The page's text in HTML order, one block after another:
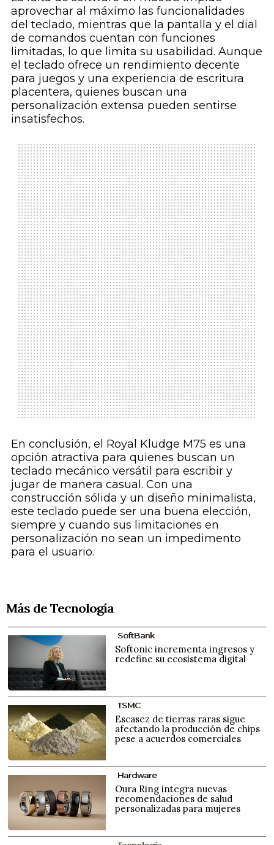
aprovechar al máximo las funcionalidades
del teclado, mientras que la pantalla y el dial
de comandos cuentan con funciones
limitadas, lo que limita su usabilidad. Aunque
el teclado ofrece un rendimiento decente
para juegos y una experiencia de escritura
placentera, quienes buscan una
personalización extensa pueden sentirse
insatisfechos.
En conclusión, el Royal Kludge M75 es una
opción atractiva para quienes buscan un
teclado mecánico versátil para escribir y
jugar de manera casual. Con una
construcción sólida y un diseño minimalista,
este teclado puede ser una buena elección,
siempre y cuando sus limitaciones en
personalización no sean un impedimento
para el usuario.
Más de Tecnología
SoftBank
Softonic incrementa ingresos y
redefine su ecosistema digital
TSMC
Escasez de tierras raras sigue
afectando la producción de chips
pese a acuerdos comerciales
Hardware
Oura Ring integra nuevas
recomendaciones de salud
personalizadas para mujeres